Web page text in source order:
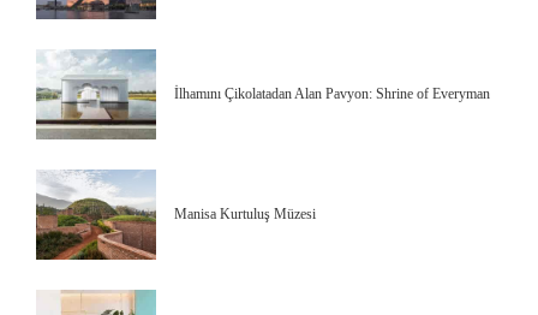
İlhamını Çikolatadan Alan Pavyon: Shrine of Everyman
Manisa Kurtuluş Müzesi